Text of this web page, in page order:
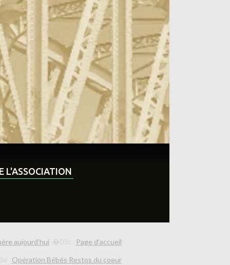
L'ASSOCIATION
aujourd'hui Page d'accueil
Opération Bébés Restos du coeur